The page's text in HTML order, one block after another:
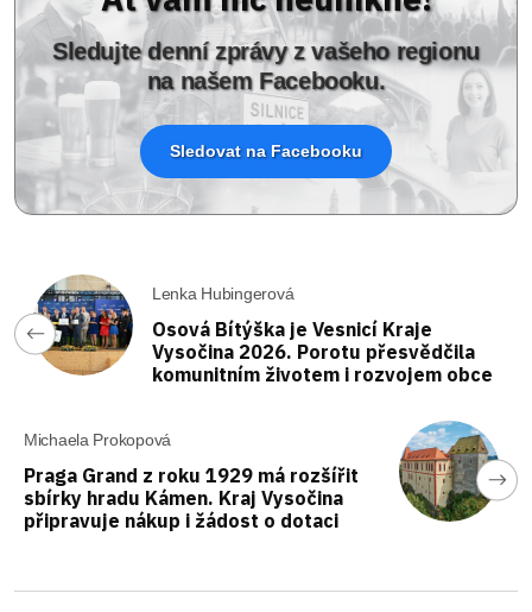
Sledujte denní zprávy z vašeho regionu
na našem Facebooku.
Sledovat na Facebooku
Lenka Hubingerová
Osová Bítýška je Vesnicí Kraje
Vysočina 2026. Porotu přesvědčila
komunitním životem i rozvojem obce
Michaela Prokopová
Praga Grand z roku 1929 má rozšířit
sbírky hradu Kámen. Kraj Vysočina
připravuje nákup i žádost o dotaci